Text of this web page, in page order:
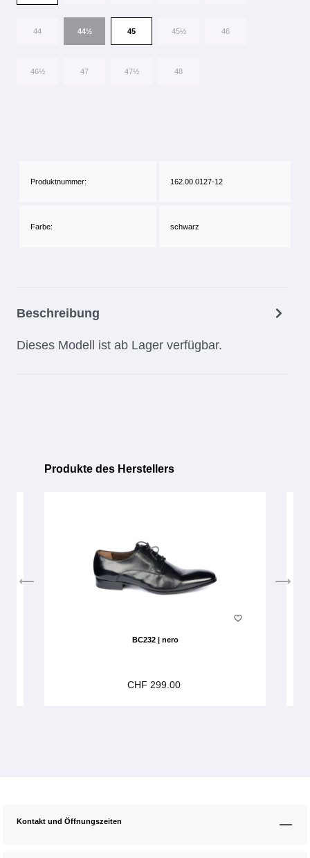
44 44½ 45 45½ 46
46½ 47 47½ 48
Produktnummer: 162.00.0127-12
Farbe: schwarz
Beschreibung
Dieses Modell ist ab Lager verfügbar.
Produktgalerie überspringen
Produkte des Herstellers
BC232 | nero
CHF 299.00
Kontakt und Öffnungszeiten